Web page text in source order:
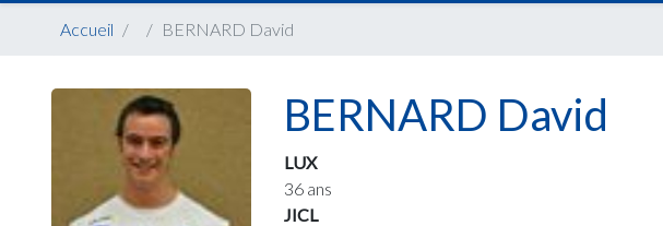
Accueil BERNARD David
BERNARD David
LUX
36 ans
JICL